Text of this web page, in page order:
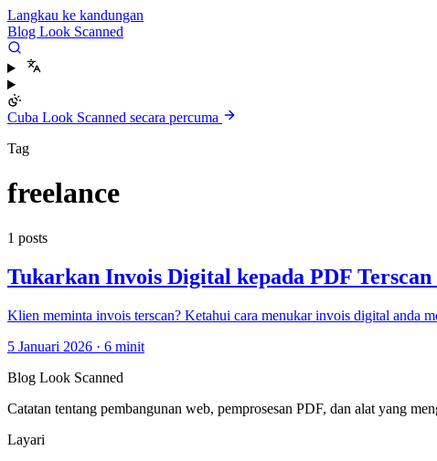
Langkau ke kandungan
Blog Look Scanned
Cuba Look Scanned secara percuma
Tag
freelance
1 posts
Tukarkan Invois Digital kepada PDF
Klien meminta invois terscan? Ketahui cara menukar invois digital anda
5 Januari 2026 · 6 minit
Blog Look Scanned
Catatan tentang pembangunan web, pemprosesan PDF, dan alat yang
Layari